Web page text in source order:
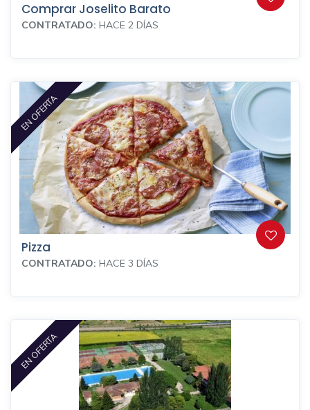
Comprar Joselito Barato
CONTRATADO: HACE 2 DÍAS
EN OFERTA
Pizza
CONTRATADO: HACE 3 DÍAS
EN OFERTA